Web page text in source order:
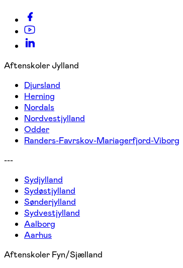
Aftenskoler Jylland
Djursland
Herning
Nordals
Nordvestjylland
Odder
Randers-Favrskov-Mariagerfjord-Viborg
---
Sydjylland
Sydøstjylland
Sønderjylland
Sydvestjylland
Aalborg
Aarhus
Aftenskoler Fyn/Sjælland